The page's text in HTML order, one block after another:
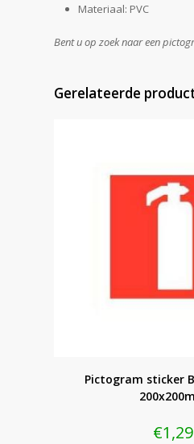
Materiaal: PVC
Bent u op zoek naar een
Gerelateerde
Pictogram sticker
€1,29